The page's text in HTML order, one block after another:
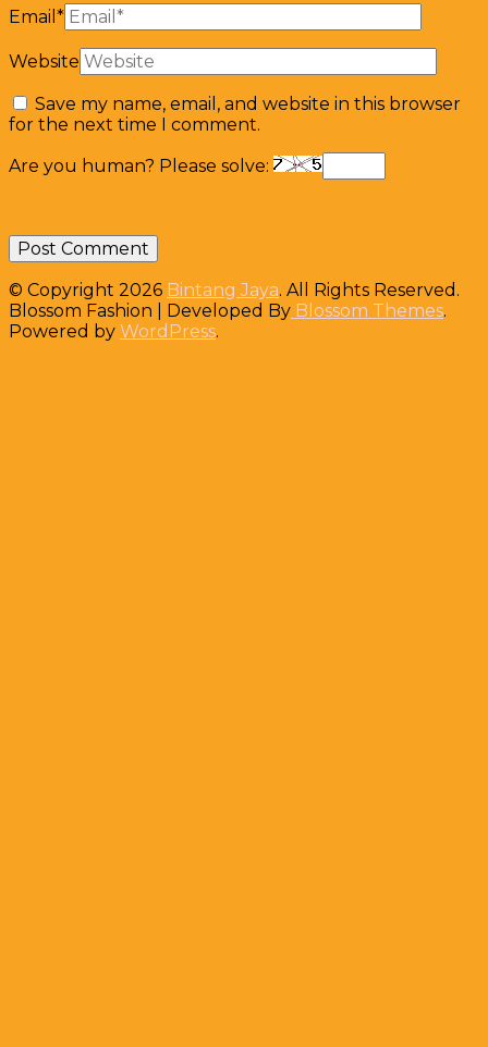
Email *
Website
Save my name, email, and website in this browser
for the next time I comment.
Are you human? Please solve:
© Copyright 2026 Bintang Jaya. All Rights Reserved.
Blossom Fashion | Developed By Blossom Themes.
Powered by WordPress.